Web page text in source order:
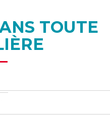
TOUTE